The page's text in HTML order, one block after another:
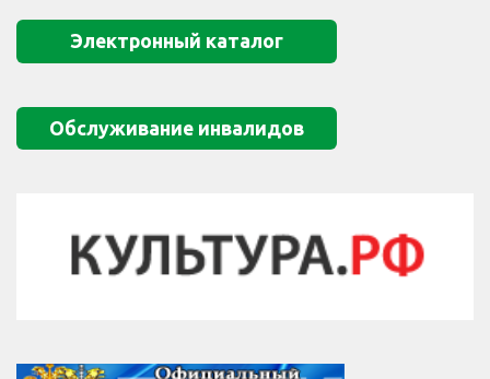
Электронный каталог
Обслуживание инвалидов